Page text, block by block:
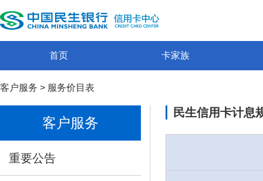
首页 卡家族
客户服务 > 服务价目表
客户服务
重要公告
民生信用卡计息